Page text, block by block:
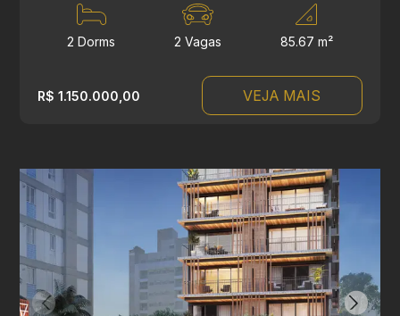
2 Dorms 2 Vagas 85.67 m²
R$ 1.150.000,00 VEJA MAIS